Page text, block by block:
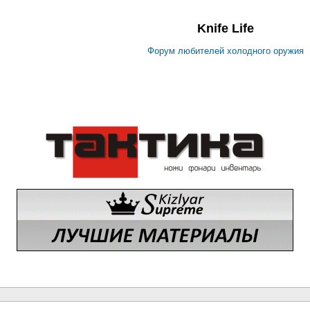
Knife Life
Форум любителей холодного оружия